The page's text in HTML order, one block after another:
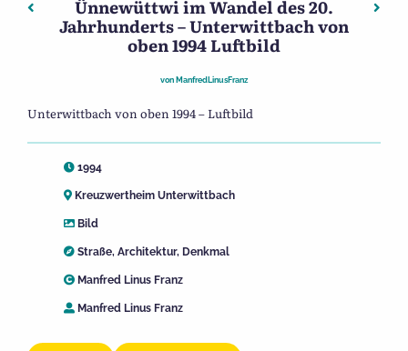
Beitragsnavigation
Vorheriger: Ünnewüttwi im Wandel des 20.
Ünnewüttwi im Wandel des 20.
Jahrhunderts – Unterwittbach von
oben 1994 Luftbild
von ManfredLinusFranz
Unterwittbach von oben 1994 – Luftbild
1994
Kreuzwertheim Unterwittbach
Bild
Straße, Architektur, Denkmal
Manfred Linus Franz
Manfred Linus Franz